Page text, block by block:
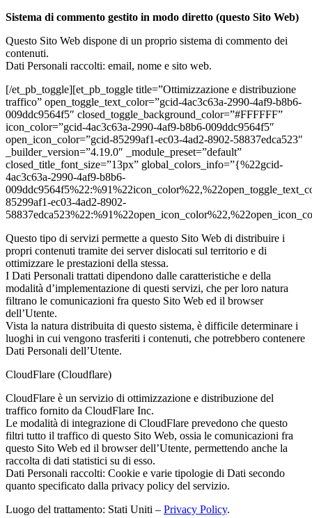
Sistema di commento gestito in modo diretto (questo Sito Web)
Questo Sito Web dispone di un proprio sistema di commento dei
contenuti.
Dati Personali raccolti: email, nome e sito web.
[/et_pb_toggle][et_pb_toggle title=”Ottimizzazione e distribuzione
traffico” open_toggle_text_color=”gcid-4ac3c63a-2990-4af9-b8b6-
009ddc9564f5″ closed_toggle_background_color=”#FFFFFF”
icon_color=”gcid-4ac3c63a-2990-4af9-b8b6-009ddc9564f5″
open_icon_color=”gcid-85299af1-ec03-4ad2-8902-58837edca523″
_builder_version=”4.19.0″ _module_preset=”default”
closed_title_font_size=”13px” global_colors_info=”{%22gcid-
4ac3c63a-2990-4af9-b8b6-
85299af1-ec03-4ad2-8902-
Questo tipo di servizi permette a questo Sito Web di distribuire i
propri contenuti tramite dei server dislocati sul territorio e di
ottimizzare le prestazioni della stessa.
I Dati Personali trattati dipendono dalle caratteristiche e della
modalità d’implementazione di questi servizi, che per loro natura
filtrano le comunicazioni fra questo Sito Web ed il browser
dell’Utente.
Vista la natura distribuita di questo sistema, è difficile determinare i
luoghi in cui vengono trasferiti i contenuti, che potrebbero contenere
Dati Personali dell’Utente.
CloudFlare (Cloudflare)
CloudFlare è un servizio di ottimizzazione e distribuzione del
traffico fornito da CloudFlare Inc.
Le modalità di integrazione di CloudFlare prevedono che questo
filtri tutto il traffico di questo Sito Web, ossia le comunicazioni fra
questo Sito Web ed il browser dell’Utente, permettendo anche la
raccolta di dati statistici su di esso.
Dati Personali raccolti: Cookie e varie tipologie di Dati secondo
quanto specificato dalla privacy policy del servizio.
Luogo del trattamento: Stati Uniti – Privacy Policy.